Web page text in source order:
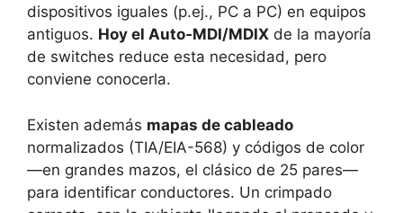
dispositivos iguales (p.ej., PC a PC) en equipos
antiguos. Hoy el Auto‑MDI/MDIX de la mayoría
de switches reduce esta necesidad, pero
conviene conocerla.
Existen además mapas de cableado
normalizados (TIA/EIA-568) y códigos de color
—en grandes mazos, el clásico de 25 pares—
para identificar conductores. Un crimpado